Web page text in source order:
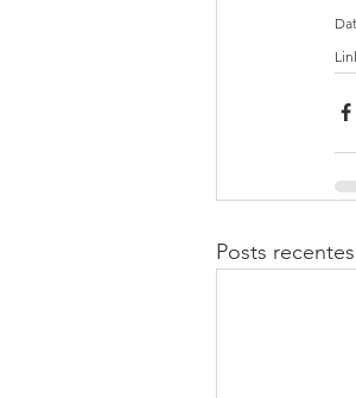
Posts recentes